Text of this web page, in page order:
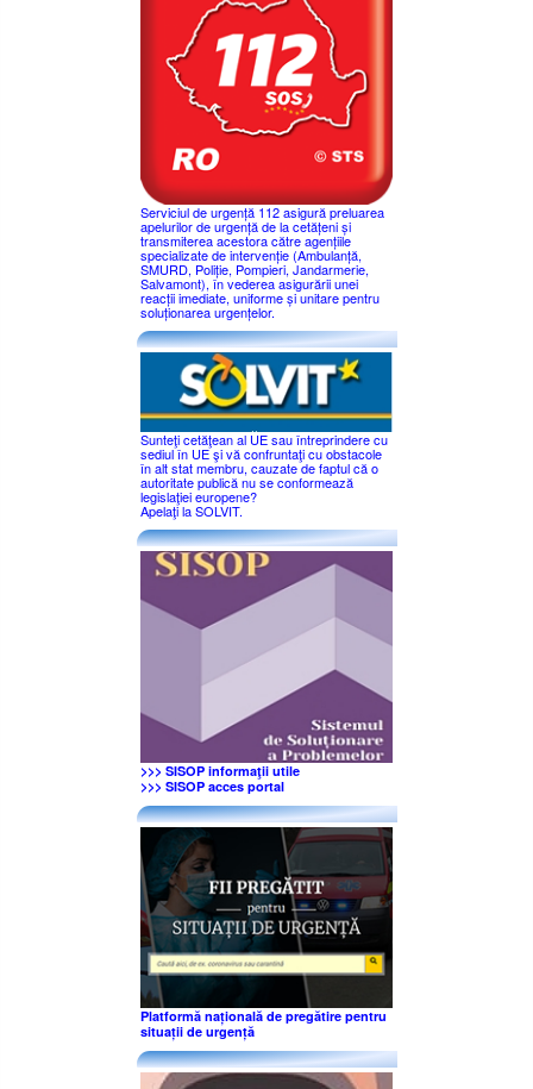
Serviciul de urgență 112 asigură preluarea
apelurilor de urgență de la cetățeni și
transmiterea acestora către agențiile
specializate de intervenție (Ambulanță,
SMURD, Poliție, Pompieri, Jandarmerie,
Salvamont), în vederea asigurării unei
reacții imediate, uniforme și unitare pentru
soluționarea urgențelor.
Sunteţi cetăţean al UE sau întreprindere cu
sediul în UE şi vă confruntaţi cu obstacole
în alt stat membru, cauzate de faptul că o
autoritate publică nu se conformează
legislaţiei europene?
Apelaţi la SOLVIT.
>>> SISOP informaţii utile
>>> SISOP acces portal
Platformă națională de pregătire pentru
situații de urgență